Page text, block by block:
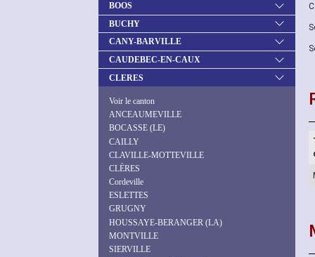
BOOS
BUCHY
CANY-BARVILLE
CAUDEBEC-EN-CAUX
CLERES
Voir le canton
ANCEAUMEVILLE
BOCASSE (LE)
CAILLY
CLAVILLE-MOTTEVILLE
CLÈRES
Cordeville
ESLETTES
GRUGNY
HOUSSAYE-BERANGER (LA)
MONTVILLE
SIERVILLE